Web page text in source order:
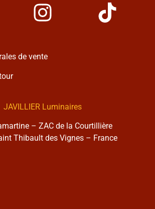
de vente
JAVILLIER Luminaires
– ZAC de la Courtillière
Thibault des Vignes – France